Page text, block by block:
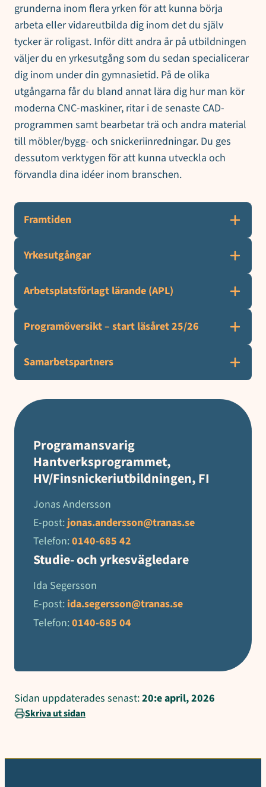
grunderna inom flera yrken för att kunna börja
arbeta eller vidareutbilda dig inom det du själv
tycker är roligast. Inför ditt andra år på utbildningen
väljer du en yrkesutgång som du sedan specialicerar
dig inom under din gymnasietid. På de olika
utgångarna får du bland annat lära dig hur man kör
moderna CNC-maskiner, ritar i de senaste CAD-
programmen samt bearbetar trä och andra material
till möbler/bygg- och snickeriinredningar. Du ges
dessutom verktygen för att kunna utveckla och
förvandla dina idéer inom branschen.
Framtiden
Yrkesutgångar
Arbetsplatsförlagt lärande (APL)
Programöversikt – start läsåret 25/26
Samarbetspartners
Programansvarig
Hantverksprogrammet,
HV/Finsnickeriutbildningen, FI
Jonas Andersson
E-post: jonas.andersson@tranas.se
Telefon:0140-685 42
Studie- och yrkesvägledare
Ida Segersson
E-post: ida.segersson@tranas.se
Telefon:0140-685 04
Sidan uppdaterades senast:20:e april, 2026
Skriva ut sidan